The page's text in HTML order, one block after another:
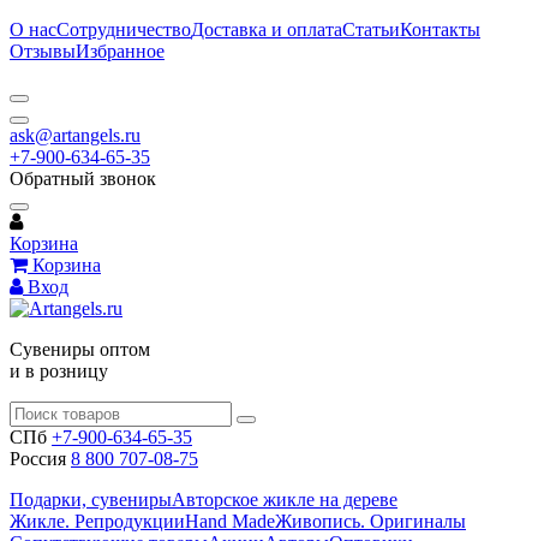
О насСотрудничествоДоставка и оплатаСтатьиКонтакты
ОтзывыИзбранное
ask@artangels.ru
+7-900-634-65-35
Обратный звонок
Корзина
Корзина
Вход
Сувениры оптом
и в розницу
СПб +7-900-634-65-35
Россия 8 800 707-08-75
Подарки, сувенирыАвторское жикле на дереве
Жикле. РепродукцииHand MadeЖивопись. Оригиналы